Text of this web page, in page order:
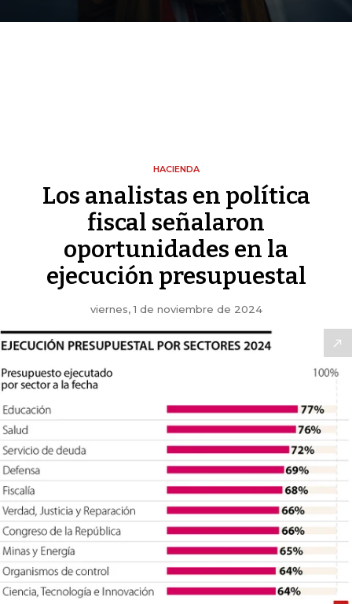
HACIENDA
Los analistas en política
fiscal señalaron
oportunidades en la
ejecución presupuestal
viernes, 1 de noviembre de 2024